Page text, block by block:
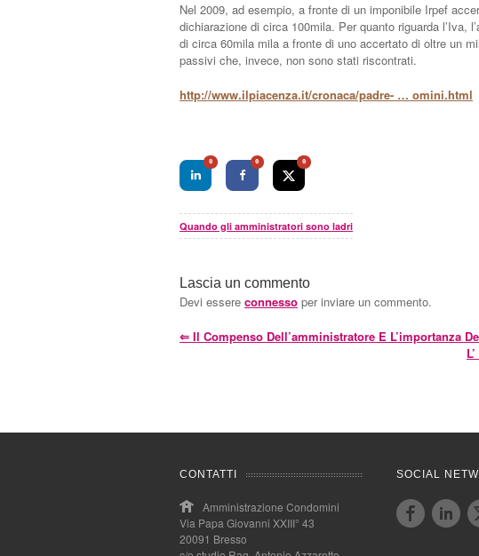
Nel 2009, ad esempio, a fronte di un imponibile Irpef
dichiarazione di circa 100mila. Per quanto riguarda l’Iva,
di circa 60mila mila a fronte di uno accertato di oltre un
passivi che, invece, non sono stati riscontrati.
http://www.ilpiacenza.it/cronaca/padre- … omini.html
0 0 0
Quando gli amministratori sono ladri
Lascia un commento
Devi essere connesso per inviare un commento.
⇐ Il Compenso Dell’amministratore E L’importanza
CONTATTI
Amministrazione Condomini
Via Papa Giovanni XXIII° 43
20091 Bresso
SOCIAL